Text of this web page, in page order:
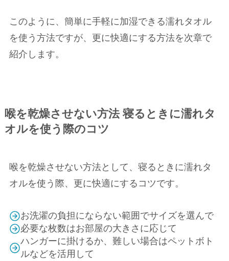
このように、簡単に手軽に加湿できる濡れタオル
を使う方法ですが、更に快適にする方法を次章で
紹介します。
喉を乾燥させない方法 寝るときに濡れタ
オルを使う際のコツ
喉を乾燥させない方法として、寝るときに濡れタ
オルを使う際、更に快適にするコツです。
お洗濯の負担にならない範囲でサイズを選んで
必要な枚数はお部屋の大きさに応じて
ハンガーに掛けるか、難しい場合はペットボト
ルなどを活用して